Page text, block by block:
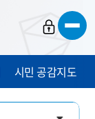
시민 공감지도